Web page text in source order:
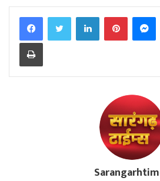
FacebookTwitterLinkedIn
Print